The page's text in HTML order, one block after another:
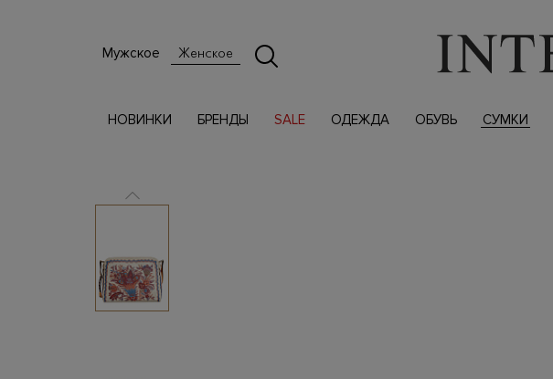
Мужское Женское
НОВИНКИ БРЕНДЫ SALE ОДЕЖДА ОБУВЬ СУМКИ